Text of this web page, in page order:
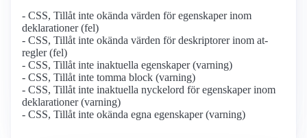
- CSS, Tillåt inte okända värden för egenskaper inom
deklarationer (fel)
- CSS, Tillåt inte okända värden för deskriptorer inom at-
regler (fel)
- CSS, Tillåt inte inaktuella egenskaper (varning)
- CSS, Tillåt inte tomma block (varning)
- CSS, Tillåt inte inaktuella nyckelord för egenskaper inom
deklarationer (varning)
- CSS, Tillåt inte okända egna egenskaper (varning)